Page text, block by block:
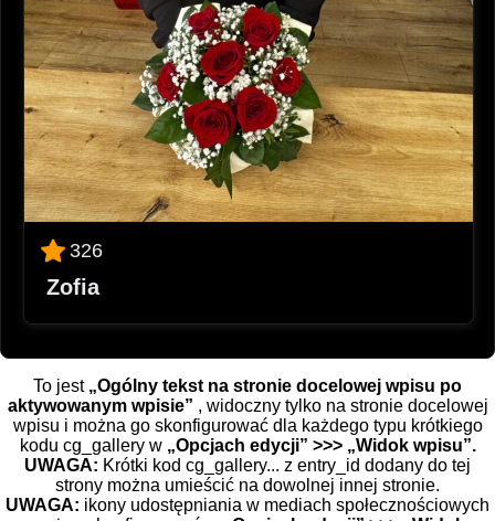
326
Zofia
To jest „Ogólny tekst na stronie docelowej wpisu po
aktywowanym wpisie” , widoczny tylko na stronie docelowej
wpisu i można go skonfigurować dla każdego typu krótkiego
kodu cg_gallery w „Opcjach edycji” >>> „Widok wpisu”.
UWAGA: Krótki kod cg_gallery... z entry_id dodany do tej
strony można umieścić na dowolnej innej stronie.
UWAGA: ikony udostępniania w mediach społecznościowych